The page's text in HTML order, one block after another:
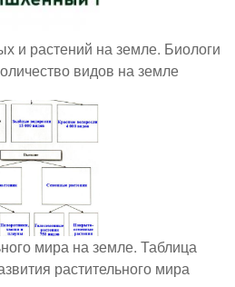
и растений на земле. Биологи
видов на земле
мира на земле. Таблица
растительного мира